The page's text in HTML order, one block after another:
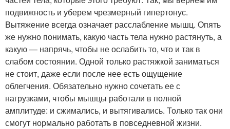
подвижность и уберем чрезмерный гипертонус.
Вытяжение всегда означает расслабление мышц. Опять
же нужно понимать, какую часть тела нужно растянуть, а
какую — напрячь, чтобы не ослабить то, что и так в
слабом состоянии. Одной только растяжкой заниматься
не стоит, даже если после нее есть ощущение
облегчения. Обязательно нужно сочетать ее с
нагрузками, чтобы мышцы работали в полной
амплитуде: и сжимались, и вытягивались. Только так они
смогут нормально работать в повседневной жизни.